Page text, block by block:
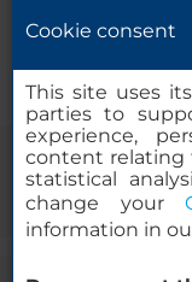
Cookie consent
This site uses
parties to
experience,
content relating
statistical
change your
information in